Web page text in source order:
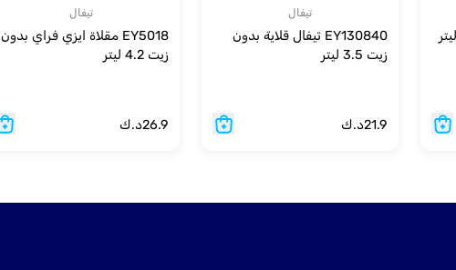
تيفال
EY130840 تيفال قلاية بدون
زيت 3.5 ليتر
21.9د.ك
تيفال
EY5018 مقلاة ايزي فراي بدون
زيت 4.2 ليتر
26.9د.ك